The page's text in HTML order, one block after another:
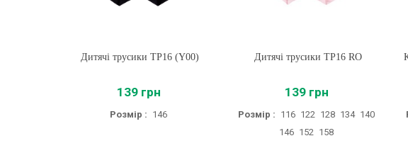
Купити
Дитячі трусики ТР16 (Y00)
139 грн
Розмір : 146
Купити
Дитячі трусики ТР16 RO
139 грн
Розмір : 116 122 128 134 140
146 152 158